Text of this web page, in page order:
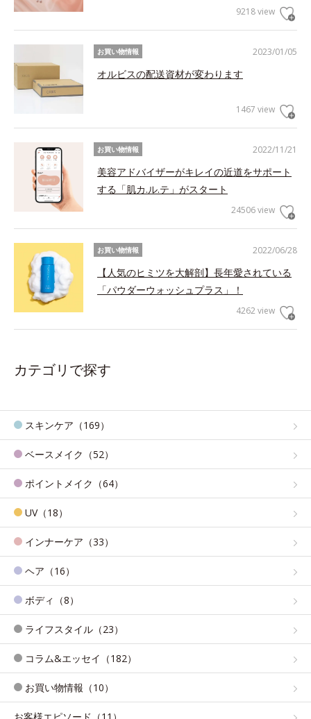
9218 view
2023/01/05
お買い物情報
オルビスの配送資材が変わります
1467 view
2022/11/21
お買い物情報
美容アドバイザーがキレイの近道をサポート
する「肌カ.ル.テ」がスタート
24506 view
2022/06/28
お買い物情報
【人気のヒミツを大解剖】長年愛されている
「パウダーウォッシュプラス」！
4262 view
カテゴリで探す
スキンケア（169）
ベースメイク（52）
ポイントメイク（64）
UV（18）
インナーケア（33）
ヘア（16）
ボディ（8）
ライフスタイル（23）
コラム&エッセイ（182）
お買い物情報（10）